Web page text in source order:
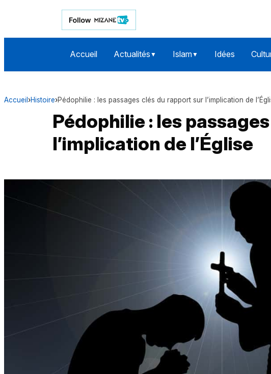
Accueil Actualités ▼ Islam▼ Idées
Accueil ›Histoire›Pédophilie : les passages clés du rapport sur l’implication de
Pédophilie : les
l’implication de l’Église